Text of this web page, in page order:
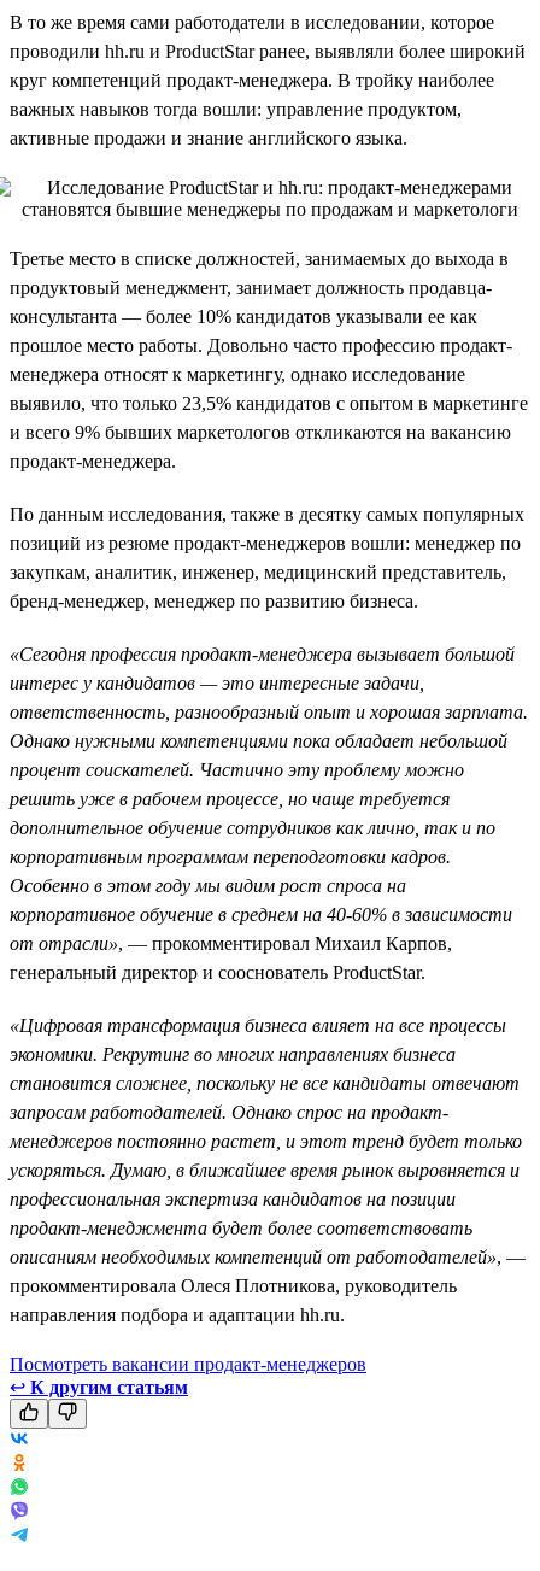
В то же время сами работодатели в исследовании, которое
проводили hh.ru и ProductStar ранее, выявляли более широкий
круг компетенций продакт-менеджера. В тройку наиболее
важных навыков тогда вошли: управление продуктом,
активные продажи и знание английского языка.
Третье место в списке должностей, занимаемых до выхода в
продуктовый менеджмент, занимает должность продавца-
консультанта — более 10% кандидатов указывали ее как
прошлое место работы. Довольно часто профессию продакт-
менеджера относят к маркетингу, однако исследование
выявило, что только 23,5% кандидатов с опытом в маркетинге
и всего 9% бывших маркетологов откликаются на вакансию
продакт-менеджера.
По данным исследования, также в десятку самых популярных
позиций из резюме продакт-менеджеров вошли: менеджер по
закупкам, аналитик, инженер, медицинский представитель,
бренд-менеджер, менеджер по развитию бизнеса.
«Сегодня профессия продакт-менеджера вызывает большой
интерес у кандидатов — это интересные задачи,
ответственность, разнообразный опыт и хорошая зарплата.
Однако нужными компетенциями пока обладает небольшой
процент соискателей. Частично эту проблему можно
решить уже в рабочем процессе, но чаще требуется
дополнительное обучение сотрудников как лично, так и по
корпоративным программам переподготовки кадров.
Особенно в этом году мы видим рост спроса на
корпоративное обучение в среднем на 40-60% в зависимости
от отрасли», — прокомментировал Михаил Карпов,
генеральный директор и сооснователь ProductStar.
«Цифровая трансформация бизнеса влияет на все процессы
экономики. Рекрутинг во многих направлениях бизнеса
становится сложнее, поскольку не все кандидаты отвечают
запросам работодателей. Однако спрос на продакт-
менеджеров постоянно растет, и этот тренд будет только
ускоряться. Думаю, в ближайшее время рынок выровняется и
профессиональная экспертиза кандидатов на позиции
продакт-менеджмента будет более соответствовать
описаниям необходимых компетенций от работодателей», —
прокомментировала Олеся Плотникова, руководитель
направления подбора и адаптации hh.ru.
Посмотреть вакансии продакт-менеджеров
↩ К другим статьям